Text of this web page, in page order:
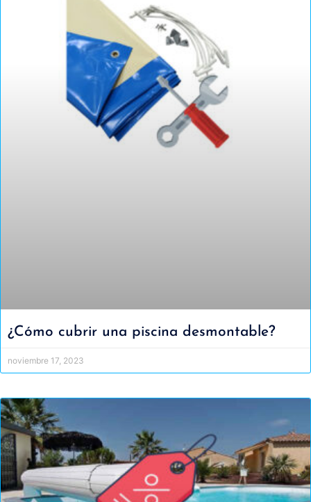
¿Cómo cubrir una piscina desmontable?
noviembre 17, 2023